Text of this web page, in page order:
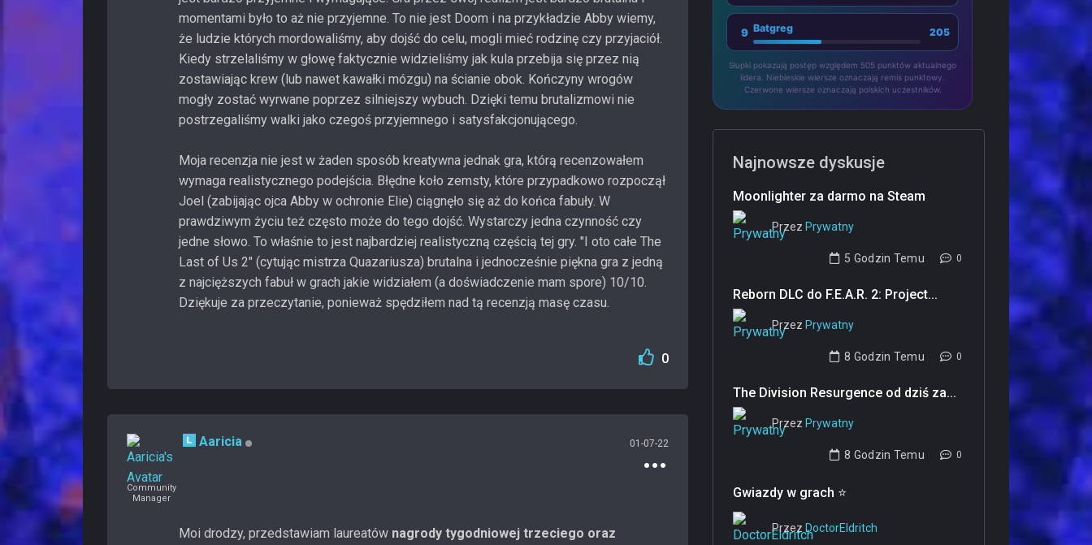
momentami było to aż nie przyjemne. To nie jest Doom i na przykładzie Abby wiemy,
że ludzie których mordowaliśmy, aby dojść do celu, mogli mieć rodzinę czy przyjaciół.
Kiedy strzelaliśmy w głowę faktycznie widzieliśmy jak kula przebija się przez nią
zostawiając krew (lub nawet kawałki mózgu) na ścianie obok. Kończyny wrogów
mogły zostać wyrwane poprzez silniejszy wybuch. Dzięki temu brutalizmowi nie
postrzegaliśmy walki jako czegoś przyjemnego i satysfakcjonującego.
Moja recenzja nie jest w żaden sposób kreatywna jednak gra, którą recenzowałem
wymaga realistycznego podejścia. Błędne koło zemsty, które przypadkowo rozpoczął
Joel (zabijając ojca Abby w ochronie Elie) ciągnęło się aż do końca fabuły. W
prawdziwym życiu też często może do tego dojść. Wystarczy jedna czynność czy
jedne słowo. To właśnie to jest najbardziej realistyczną częścią tej gry. "I oto całe The
Last of Us 2" (cytując mistrza Quazariusza) brutalna i jednocześnie piękna gra z jedną
z najcięższych fabuł w grach jakie widziałem (a doświadczenie mam spore) 10/10.
Dziękuje za przeczytanie, ponieważ spędziłem nad tą recenzją masę czasu.
0
Community
Manager
Aaricia 01-07-22
Moi drodzy, przedstawiam laureatów nagrody tygodniowej trzeciego oraz
9 Batgreg 205
Słupki pokazują postęp względem 505 punktów aktualnego
lidera. Niebieskie wiersze oznaczają remis punktowy.
Czerwone wiersze oznaczają polskich uczestników.
Najnowsze dyskusje
Moonlighter za darmo na Steam
Przez Prywatny
5 Godzin Temu 0
Reborn DLC do F.E.A.R. 2: Project...
Przez Prywatny
8 Godzin Temu 0
The Division Resurgence od dziś za...
Przez Prywatny
8 Godzin Temu 0
Gwiazdy w grach ⭐
Przez DoctorEldritch